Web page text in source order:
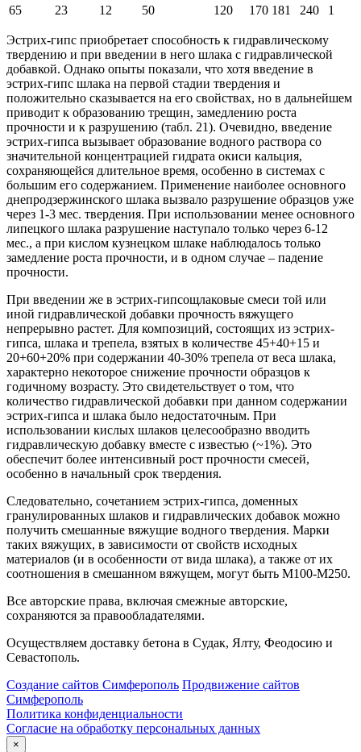
65
23 12 50 120 170 181 240 1
Эстрих-гипс приобретает способность к гидравлическому
твердению и при введении в него шлака с гидравлической
добавкой. Однако опыты показали, что хотя введение в
эстрих-гипс шлака на первой стадии твердения и
положительно сказывается на его свойствах, но в дальнейшем
приводит к образованию трещин, замедлению роста
прочности и к разрушению (табл. 21). Очевидно, введение
эстрих-гипса вызывает образование водного раствора со
значительной концентрацией гидрата окиси кальция,
сохраняющейся длительное время, особенно в системах с
большим его содержанием. Применение наиболее основного
днепродзержинского шлака вызвало разрушение образцов уже
через 1-3 мес. твердения. При использовании менее основного
липецкого шлака разрушение наступало только через 6-12
мес., а при кислом кузнецком шлаке наблюдалось только
замедление роста прочности, и в одном случае – падение
прочности.
При введении же в эстрих-гипсощлаковые смеси той или
иной гидравлической добавки прочность вяжущего
непрерывно растет. Для композиций, состоящих из эстрих-
гипса, шлака и трепела, взятых в количестве 45+40+15 и
20+60+20% при содержании 40-30% трепела от веса шлака,
характерно некоторое снижение прочности образцов к
годичному возрасту. Это свидетельствует о том, что
количество гидравлической добавки при данном содержании
эстрих-гипса и шлака было недостаточным. При
использовании кислых шлаков целесообразно вводить
гидравлическую добавку вместе с известью (~1%). Это
обеспечит более интенсивный рост прочности смесей,
особенно в начальный срок твердения.
Следовательно, сочетанием эстрих-гипса, доменных
гранулированных шлаков и гидравлических добавок можно
получить смешанные вяжущие водного твердения. Марки
таких вяжущих, в зависимости от свойств исходных
материалов (и в особенности от вида шлака), а также от их
соотношения в смешанном вяжущем, могут быть М100-М250.
Все авторские права, включая смежные авторские,
сохраняются за правообладателями.
Осуществляем доставку бетона в Судак, Ялту, Феодосию и
Севастополь.
Создание сайтов Симферополь Продвижение сайтов
Симферополь
Политика конфиденциальности
Согласие на обработку персональных данных
×